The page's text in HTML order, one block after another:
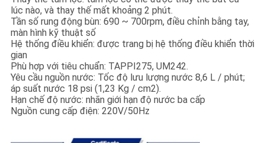
lúc nào, và thay thế mất khoảng 2 phút.
Tần số rung động bùn: 690 ~ 700rpm, điều chỉnh bằng tay,
màn hình kỹ thuật số
Hệ thống điều khiển: được trang bị hệ thống điều khiển thời
gian
Phù hợp với tiêu chuẩn: TAPPI275, UM242.
Yêu cầu nguồn nước: Tốc độ lưu lượng nước 8,6 L / phút;
áp suất nước 18 psi (1,23 Kg / cm2).
Hạn chế độ nước: nhãn giới hạn độ nước ba cấp
Nguồn cung cấp điện: 220V/50Hz